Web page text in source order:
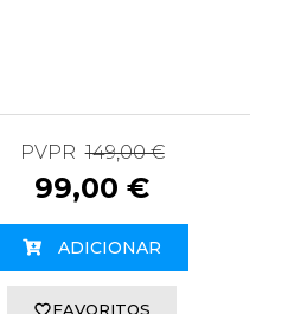
PVPR 149,00 €
99,00 €
ADICIONAR
FAVORITOS